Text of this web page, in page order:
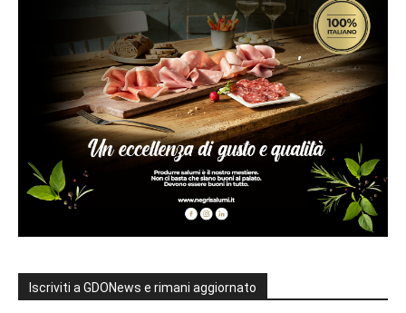
Iscriviti a GDONews e rimani aggiornato